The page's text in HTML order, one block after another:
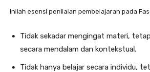
Inilah esensi penilaian pembelajaran pada
Tidak sekadar mengingat materi,
secara mendalam dan kontekstual.
Tidak hanya belajar secara individu,